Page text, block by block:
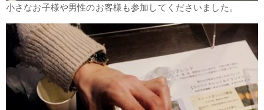
小さなお子様や男性のお客様も参加してくださいました。